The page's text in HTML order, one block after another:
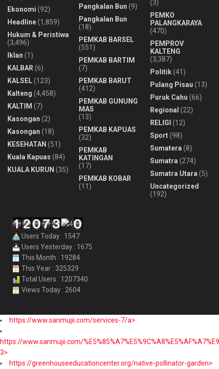
Ekonomi (92)
Headline(1,859)
Hukum & Peristiwa
(3,496)
Iklan (1)
KALBAR (6)
KALSEL(123)
Kalteng (4,458)
KALTIM (7)
Kasongan (2)
Kasongan (18)
KESEHATAN (51)
Kuala Kapuas (84)
KUALA KURUN (35)
Pangkalan Bun (9)
Pangkalan Bun
(18)
PEMKAB BARSEL
(551)
PEMKAB BARTIM
(7)
PEMKAB BARUT
(412)
PEMKAB GUNUNG
MAS
(13)
PEMKAB KAPUAS
(32)
PEMKAB
KATINGAN
(17)
PEMKAB KOBAR
(11)
(3)
PEMKO
PALANGKARAYA
(470)
PEMPROV
KALTENG
(3,387)
Politik(41)
Pulang Pisau (13)
Puruk Cahu (66)
Regional (22)
RELIGI (12)
Sport(98)
Sumatera (8)
Sumatra (274)
Sumatra Utara (5)
Uncategorized
(192)
Users Today : 1547
Users Yesterday : 1675
This Month : 19284
This Year : 325329
Total Users : 1207340
Views Today : 2604
https://www.sanmujii.com/services-7/a>
https://www.sanmujii.com/
3>
https://greenhouseeducationcenter.org/native-pollinator-garden>